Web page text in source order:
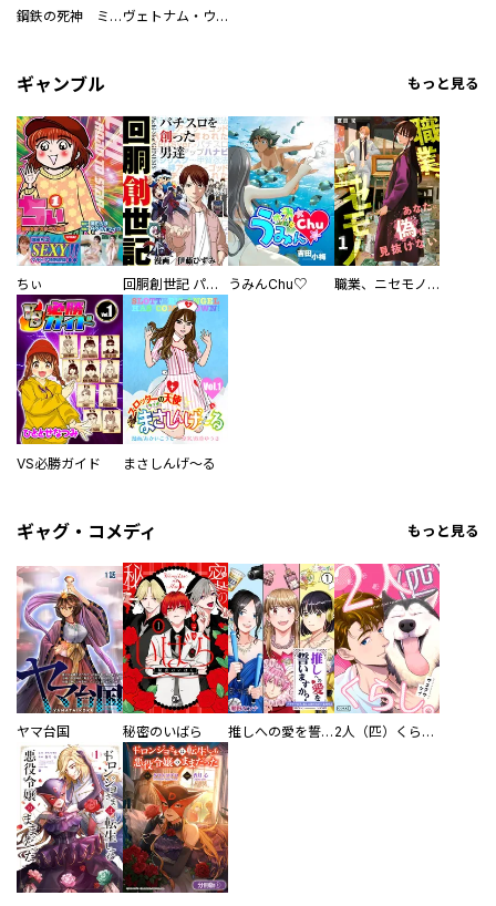
鋼鉄の死神 ミヒャエル・ビットマン戦記 ヴェトナム・ウォー VIETNAM WAR
ギャンブル もっと見る
ちぃ 回胴創世記 パチスロを創った男達 うみんChu♡ 職業、ニセモノ～あなたに偽は見抜けない【電子単行本版】
VS必勝ガイド まさしんげ～る
ギャグ・コメディ もっと見る
ヤマ台国 秘密のいばら 推しへの愛を誓いますか？～アラサー女子、推しは逃げぬが人生逃げる～ 2人（匹）くらし。